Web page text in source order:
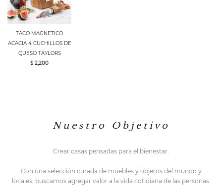
TACO MAGNETICO
ACACIA 4 CUCHILLOS DE
QUESO TAYLORS
$ 2,200
N u e s t r o O b j e t i v o
Crear casas pensadas para el bienestar.
Con una selección curada de muebles y objetos del mundo y
locales, buscamos agregar valor a la vida cotidiana de las personas.